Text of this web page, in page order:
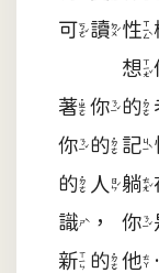
可讀性
想像
著你的
你的記
的人
識，
新的